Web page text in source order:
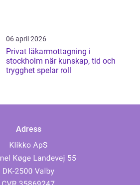
06 april 2026
Privat läkarmottagning i
stockholm när kunskap, tid och
trygghet spelar roll
Adress